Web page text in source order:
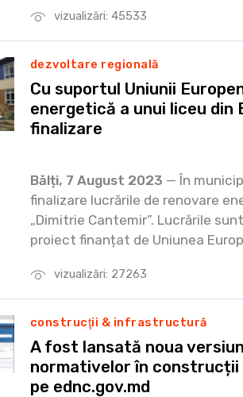
vizualizări: 45533
vizualizări: 27263
dezvoltare regională
Cu suportul Uniunii
energetică a unui liceu din
finalizare
Bălți, 7 August 2023 — În
finalizare lucrările de renovare
„Dimitrie Cantemir”. Lucrările
proiect finanțat de Uniunea
construcţii & infrastructură
A fost lansată noua
normativelor în construcții
pe ednc.gov.md